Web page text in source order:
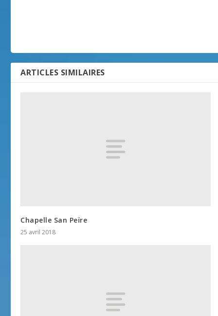
ARTICLES SIMILAIRES
Chapelle San Peïre
25 avril 2018